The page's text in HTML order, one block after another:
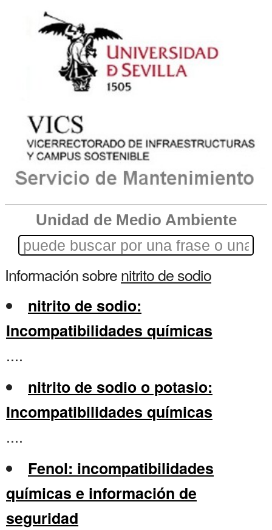
Unidad de Medio Ambiente
Información sobrenitrito de sodio
nitrito de sodio:
Incompatibilidades químicas
....
nitrito de sodio o potasio:
Incompatibilidades químicas
....
Fenol: incompatibilidades
químicas e información de
seguridad